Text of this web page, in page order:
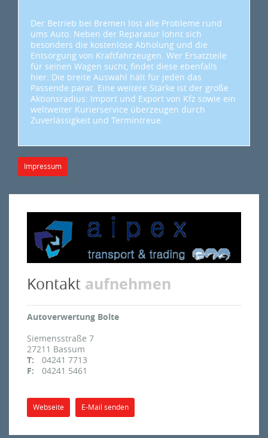
Der Betrieb bei Bremen löst alle Probleme rund
ums Auto. Neben der Reparatur lohnt sich
besonders die kostenlose Abholung und die
Entsorgung von Kraftfahrzeugen. Wer Ersatzteile
für seinen Wagen sucht, findet diese ebenfalls
hier. Die breite Auswahl hält für jeden das
Passende parat. Eine weitere Stärke ist der große
Aktionsradius: Import und Export von Kfz sowie ein
weltweiter Kurierservice überzeugen durch
Zuverlässigkeit und Termintreue.
Impressum
Kontakt aufnehmen
Autoverwertung Bolte
Siemensstraße 7
27211 Bassum
T:
04241 7713
F:
04241 5461
Webseite E-Mail senden